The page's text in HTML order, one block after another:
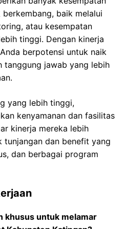
baik melalui
atau kesempatan
tinggi. Dengan kinerja
berpotensi untuk naik
tanggung jawab yang lebih
yang lebih tinggi,
kenyamanan dan fasilitas
kinerja mereka lebih
tunjangan dan benefit yang
dan berbagai program
khusus untuk melamar